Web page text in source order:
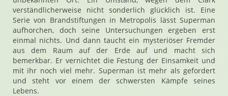
verständlicherweise nicht sonderlich glücklich ist. Eine
Serie von Brandstiftungen in Metropolis lässt Superman
aufhorchen, doch seine Untersuchungen ergeben erst
einmal nichts. Und dann taucht ein mysteriöser Fremder
aus dem Raum auf der Erde auf und macht sich
bemerkbar. Er vernichtet die Festung der Einsamkeit und
mit ihr noch viel mehr. Superman ist mehr als gefordert
und steht vor einem der schwersten Kämpfe seines
Lebens.